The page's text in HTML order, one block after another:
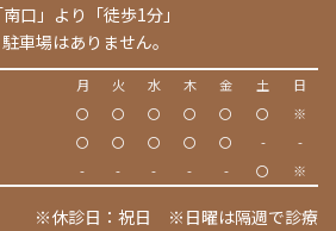
口」より「徒歩1分」
車場はありません。
月 火 水 木 金 土
日
〇 〇 〇 〇 〇 〇
※
〇 〇 〇 〇 〇 -
-
- - - - - 〇 ※
※休診日：祝日 ※日曜は隔週で診療